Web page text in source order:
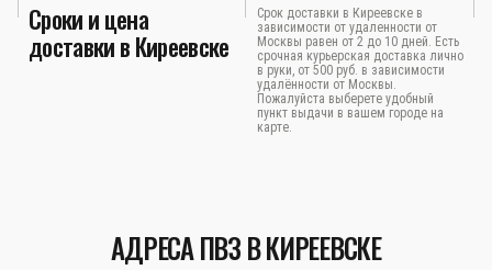
Сроки и цена
доставки в Киреевске
Срок доставки в Киреевске в
зависимости от удаленности от
Москвы равен от 2 до 10 дней. Есть
срочная курьерская доставка лично
в руки, от 500 руб. в зависимости
удалённости от Москвы.
Пожалуйста выберете удобный
пункт выдачи в вашем городе на
карте.
АДРЕСА ПВЗ В КИРЕЕВСКЕ